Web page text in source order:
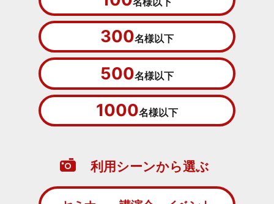
300名様以下
500名様以下
1000名様以下
利用シーンから選ぶ